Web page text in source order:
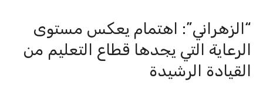
“الزهراني”: اهتمام يعكس مستوى
الرعاية التي يجدها قطاع التعليم من
القيادة الرشيدة